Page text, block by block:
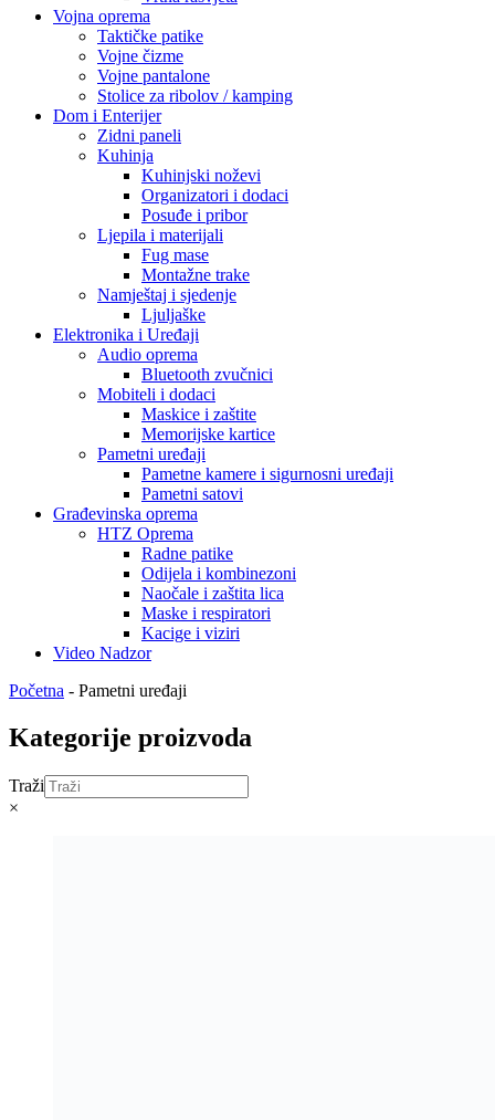
Vojna oprema
Taktičke patike
Vojne čizme
Vojne pantalone
Stolice za ribolov / kamping
Dom i Enterijer
Zidni paneli
Kuhinja
Kuhinjski noževi
Organizatori i dodaci
Posuđe i pribor
Ljepila i materijali
Fug mase
Montažne trake
Namještaj i sjedenje
Ljuljaške
Elektronika i Uređaji
Audio oprema
Bluetooth zvučnici
Mobiteli i dodaci
Maskice i zaštite
Memorijske kartice
Pametni uređaji
Pametne kamere i sigurnosni uređaji
Pametni satovi
Građevinska oprema
HTZ Oprema
Radne patike
Odijela i kombinezoni
Naočale i zaštita lica
Maske i respiratori
Kacige i viziri
Video Nadzor
Početna - Pametni uređaji
Kategorije proizvoda
Traži
×